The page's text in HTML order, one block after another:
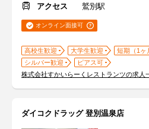
アクセス
鷲別駅
オンライン面接可
高校生歓迎 大学生歓迎
短期（1ヶ
シルバー歓迎
ピアス可
株式会社すかいらーくレストランツの求人
ダイコクドラッグ 登別温泉店